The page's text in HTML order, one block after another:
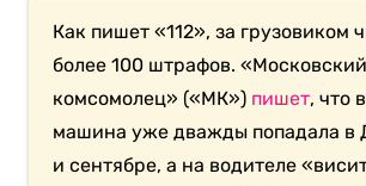
Как пишет «112», за грузовиком
более 100 штрафов. «Московский
комсомолец» («МК») пишет, что
машина уже дважды попадала в
и сентябре, а на водителе